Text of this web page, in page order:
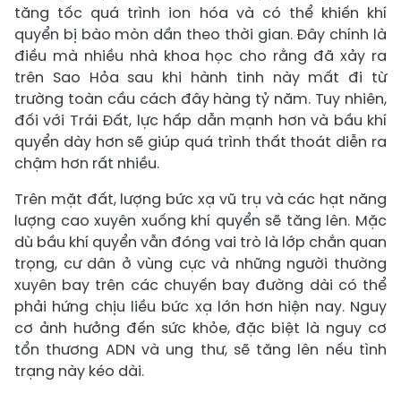
tăng tốc quá trình ion hóa và có thể khiến khí
quyển bị bào mòn dần theo thời gian. Đây chính là
điều mà nhiều nhà khoa học cho rằng đã xảy ra
trên Sao Hỏa sau khi hành tinh này mất đi từ
trường toàn cầu cách đây hàng tỷ năm. Tuy nhiên,
đối với Trái Đất, lực hấp dẫn mạnh hơn và bầu khí
quyển dày hơn sẽ giúp quá trình thất thoát diễn ra
chậm hơn rất nhiều.
Trên mặt đất, lượng bức xạ vũ trụ và các hạt năng
lượng cao xuyên xuống khí quyển sẽ tăng lên. Mặc
dù bầu khí quyển vẫn đóng vai trò là lớp chắn quan
trọng, cư dân ở vùng cực và những người thường
xuyên bay trên các chuyến bay đường dài có thể
phải hứng chịu liều bức xạ lớn hơn hiện nay. Nguy
cơ ảnh hưởng đến sức khỏe, đặc biệt là nguy cơ
tổn thương ADN và ung thư, sẽ tăng lên nếu tình
trạng này kéo dài.